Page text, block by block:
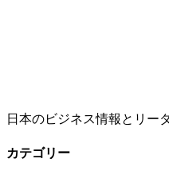
日本のビジネス情報とリー
カテゴリー